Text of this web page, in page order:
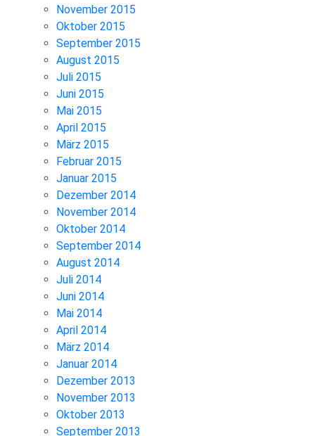
November 2015
Oktober 2015
September 2015
August 2015
Juli 2015
Juni 2015
Mai 2015
April 2015
März 2015
Februar 2015
Januar 2015
Dezember 2014
November 2014
Oktober 2014
September 2014
August 2014
Juli 2014
Juni 2014
Mai 2014
April 2014
März 2014
Januar 2014
Dezember 2013
November 2013
Oktober 2013
September 2013